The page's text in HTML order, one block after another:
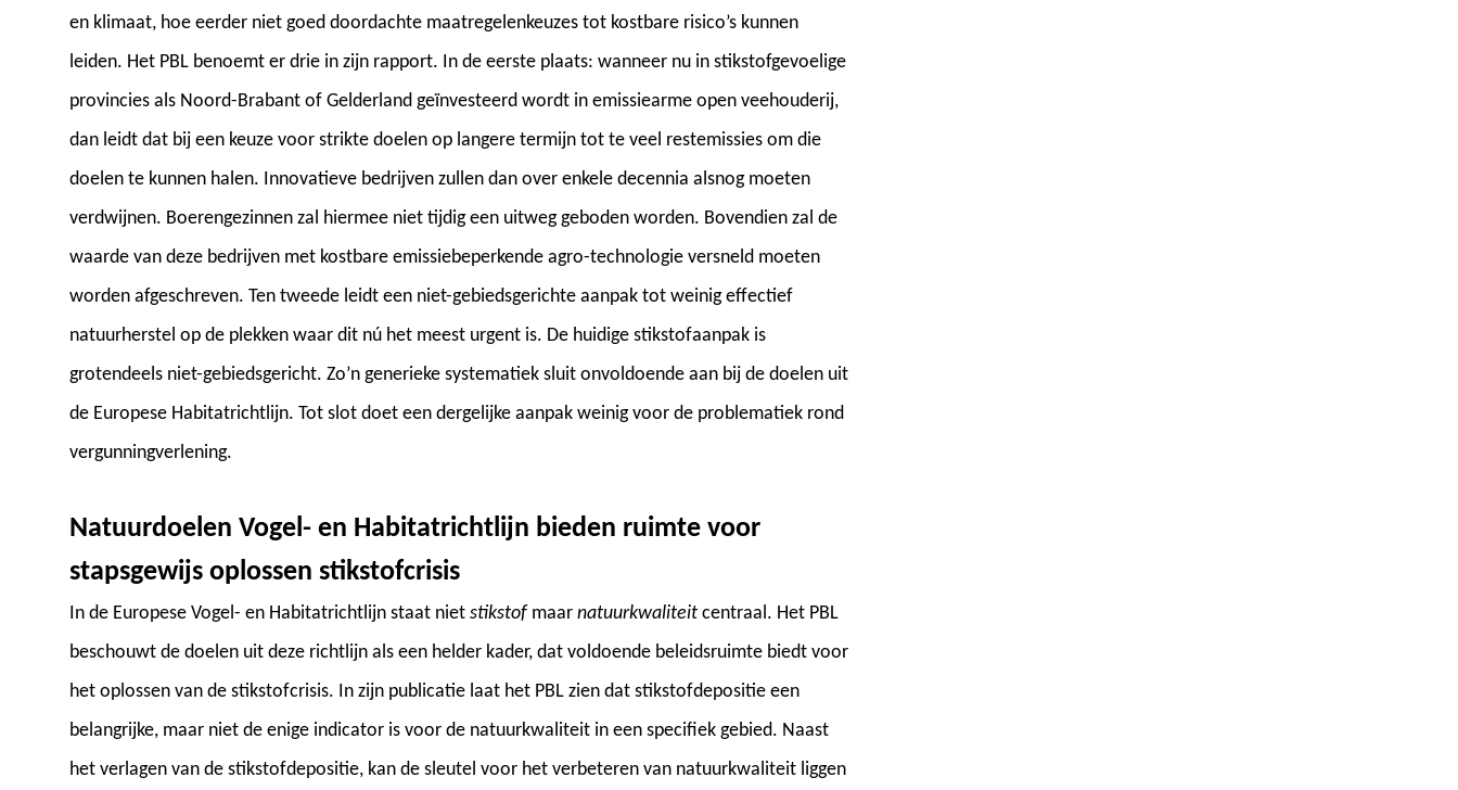
en klimaat, hoe eerder niet goed doordachte maatregelenkeuzes tot kostbare risico’s kunnen
leiden. Het PBL benoemt er drie in zijn rapport. In de eerste plaats: wanneer nu in stikstofgevoelige
provincies als Noord-Brabant of Gelderland geïnvesteerd wordt in emissiearme open veehouderij,
dan leidt dat bij een keuze voor strikte doelen op langere termijn tot te veel restemissies om die
doelen te kunnen halen. Innovatieve bedrijven zullen dan over enkele decennia alsnog moeten
verdwijnen. Boerengezinnen zal hiermee niet tijdig een uitweg geboden worden. Bovendien zal de
waarde van deze bedrijven met kostbare emissiebeperkende agro-technologie versneld moeten
worden afgeschreven. Ten tweede leidt een niet-gebiedsgerichte aanpak tot weinig effectief
natuurherstel op de plekken waar dit nú het meest urgent is. De huidige stikstofaanpak is
grotendeels niet-gebiedsgericht. Zo’n generieke systematiek sluit onvoldoende aan bij de doelen uit
de Europese Habitatrichtlijn. Tot slot doet een dergelijke aanpak weinig voor de problematiek rond
vergunningverlening.
Natuurdoelen Vogel- en Habitatrichtlijn bieden ruimte voor
stapsgewijs oplossen stikstofcrisis
In de Europese Vogel- en Habitatrichtlijn staat niet stikstof maar natuurkwaliteit centraal. Het PBL
beschouwt de doelen uit deze richtlijn als een helder kader, dat voldoende beleidsruimte biedt voor
het oplossen van de stikstofcrisis. In zijn publicatie laat het PBL zien dat stikstofdepositie een
belangrijke, maar niet de enige indicator is voor de natuurkwaliteit in een specifiek gebied. Naast
het verlagen van de stikstofdepositie, kan de sleutel voor het verbeteren van natuurkwaliteit liggen